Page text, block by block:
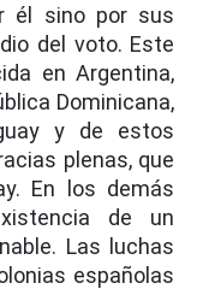
él sino por sus
del voto. Este
en Argentina,
Dominicana,
y de estos
plenas, que
En los demás
de un
Las luchas
españolas